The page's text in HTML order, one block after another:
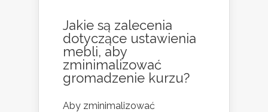
Jakie są zalecenia
dotyczące ustawienia
mebli, aby
zminimalizować
gromadzenie kurzu?
Aby zminimalizować